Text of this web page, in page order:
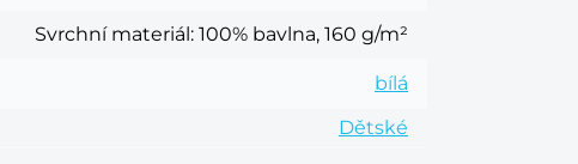
Svrchní materiál: 100% bavlna, 160 g/m²
bílá
Dětské